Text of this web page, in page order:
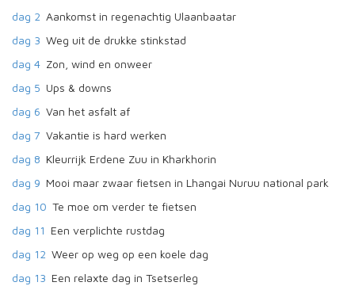
dag 2 Aankomst in regenachtig Ulaanbaatar
dag 3 Weg uit de drukke stinkstad
dag 4 Zon, wind en onweer
dag 5 Ups & downs
dag 6 Van het asfalt af
dag 7 Vakantie is hard werken
dag 8 Kleurrijk Erdene Zuu in Kharkhorin
dag 9 Mooi maar zwaar fietsen in Lhangai Nuruu national park
dag 10 Te moe om verder te fietsen
dag 11 Een verplichte rustdag
dag 12 Weer op weg op een koele dag
dag 13 Een relaxte dag in Tsetserleg